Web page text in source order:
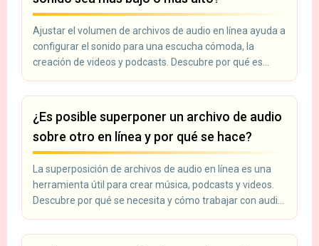
Ajustar el volumen de archivos de audio en línea ayuda a
configurar el sonido para una escucha cómoda, la
creación de videos y podcasts. Descubre por qué es
¿Es posible superponer un archivo de audio
sobre otro en línea y por qué se hace?
La superposición de archivos de audio en línea es una
herramienta útil para crear música, podcasts y videos.
Descubre por qué se necesita y cómo trabajar con audio